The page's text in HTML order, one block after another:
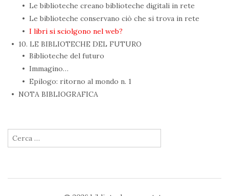
Le biblioteche creano biblioteche digitali in rete
Le biblioteche conservano ciò che si trova in rete
I libri si sciolgono nel web?
10. LE BIBLIOTECHE DEL FUTURO
Biblioteche del futuro
Immagino…
Epilogo: ritorno al mondo n. 1
NOTA BIBLIOGRAFICA
Ricerca per: